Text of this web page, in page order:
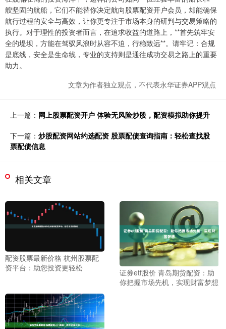
艘坚固的航船，它们不能替你决定航向股票配资开户会员，却能确保
航行过程的安全与高效，让你更专注于市场本身的研判与交易策略的
执行。对于理性的投资者而言，在追求收益的道路上，**首先筑牢安
全的堤坝，方能在驾驭风浪时从容不迫，行稳致远**。请牢记：合规
是底线，安全是生命线，专业的支持则是通往成功交易之路上的重要
助力。
文章为作者独立观点，不代表永华证券APP观点
上一篇： 网上股票配资开户 体验无风险炒股，配资模拟助你提升
下一篇： 炒股配资网站约选配资 股票配债查询指南：轻松查找股
票配债信息
相关文章
配资股票最新价格 杭州股票配
资平台：助您投资更轻松
证券etf股价 青岛期货配资：助
你把握市场先机，实现财富梦想